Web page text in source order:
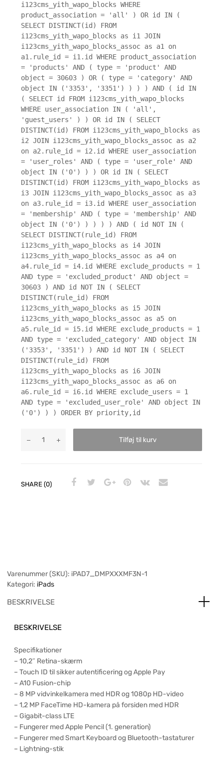
i123cms_yith_wapo_blocks WHERE
product_association = 'all' ) OR id IN (
SELECT DISTINCT(id) FROM
i123cms_yith_wapo_blocks as i1 JOIN
i123cms_yith_wapo_blocks_assoc as a1 on
a1.rule_id = i1.id WHERE product_association
= 'products' AND ( type = 'product' AND
object = 30603 ) OR ( type = 'category' AND
object IN ('3353', '3351') ) ) ) AND ( id IN
( SELECT id FROM i123cms_yith_wapo_blocks
WHERE user_association IN ( 'all',
'guest_users' ) ) OR id IN ( SELECT
DISTINCT(id) FROM i123cms_yith_wapo_blocks as
i2 JOIN i123cms_yith_wapo_blocks_assoc as a2
on a2.rule_id = i2.id WHERE user_association
= 'user_roles' AND ( type = 'user_role' AND
object IN ('0') ) ) OR id IN ( SELECT
DISTINCT(id) FROM i123cms_yith_wapo_blocks as
i3 JOIN i123cms_yith_wapo_blocks_assoc as a3
on a3.rule_id = i3.id WHERE user_association
= 'membership' AND ( type = 'membership' AND
object IN ('0') ) ) ) ) AND ( id NOT IN (
SELECT DISTINCT(rule_id) FROM
i123cms_yith_wapo_blocks as i4 JOIN
i123cms_yith_wapo_blocks_assoc as a4 on
a4.rule_id = i4.id WHERE exclude_products = 1
AND type = 'excluded_product' AND object =
30603 ) AND id NOT IN ( SELECT
DISTINCT(rule_id) FROM
i123cms_yith_wapo_blocks as i5 JOIN
i123cms_yith_wapo_blocks_assoc as a5 on
a5.rule_id = i5.id WHERE exclude_products = 1
AND type = 'excluded_category' AND object IN
('3353', '3351') ) AND id NOT IN ( SELECT
DISTINCT(rule_id) FROM
i123cms_yith_wapo_blocks as i6 JOIN
i123cms_yith_wapo_blocks_assoc as a6 on
a6.rule_id = i6.id WHERE exclude_users = 1
AND type = 'excluded_user_role' AND object IN
('0') ) ) ORDER BY priority,id
Tilføj til kurv
SHARE (0)
Varenummer (SKU): iPAD7_DMPXXXMF3N-1
Kategori: iPads
BESKRIVELSE
BESKRIVELSE
Specifikationer
– 10,2″ Retina-skærm
– Touch ID til sikker autentificering og Apple Pay
– A10 Fusion-chip
– 8 MP vidvinkelkamera med HDR og 1080p HD-video
– 1,2 MP FaceTime HD-kamera på forsiden med HDR
– Gigabit-class LTE
– Fungerer med Apple Pencil (1. generation)
– Fungerer med Smart Keyboard og Bluetooth-tastaturer
– Lightning-stik